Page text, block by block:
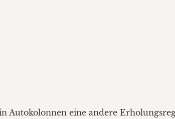
Autokolonnen eine andere